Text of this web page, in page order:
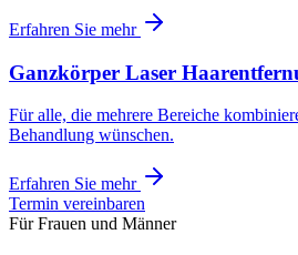
Erfahren Sie mehr
Ganzkörper Laser
Für alle, die mehrere Bereiche
Behandlung wünschen.
Erfahren Sie mehr
Termin vereinbaren
Für Frauen und Männer